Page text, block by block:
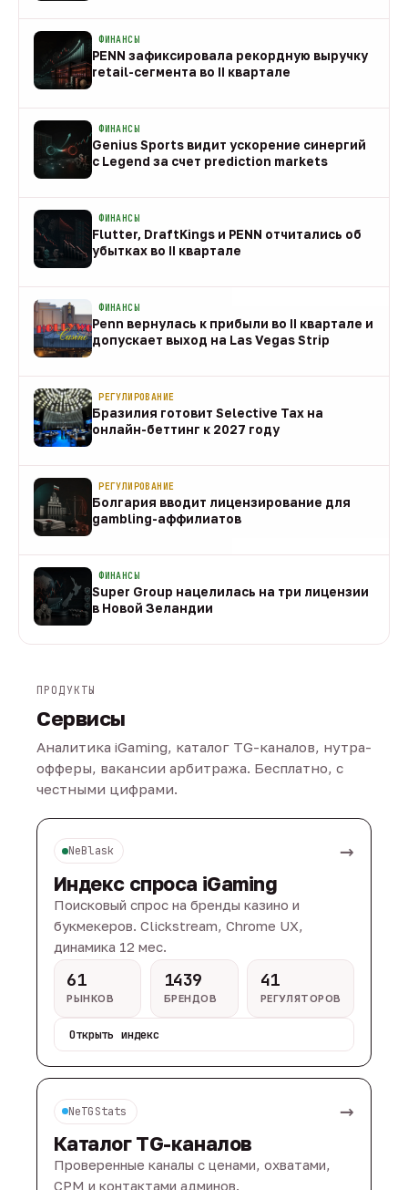
ФИНАНСЫ
PENN зафиксировала рекордную выручку
retail-сегмента во II квартале
ФИНАНСЫ
Genius Sports видит ускорение синергий
с Legend за счет prediction markets
ФИНАНСЫ
Flutter, DraftKings и PENN отчитались об
убытках во II квартале
ФИНАНСЫ
Penn вернулась к прибыли во II квартале и
допускает выход на Las Vegas Strip
РЕГУЛИРОВАНИЕ
Бразилия готовит Selective Tax на
онлайн-беттинг к 2027 году
РЕГУЛИРОВАНИЕ
Болгария вводит лицензирование для
gambling-аффилиатов
ФИНАНСЫ
Super Group нацелилась на три лицензии
в Новой Зеландии
ПРОДУКТЫ
Сервисы
Аналитика iGaming, каталог TG-каналов, нутра-
офферы, вакансии арбитража. Бесплатно, с
честными цифрами.
NeBlask →
Индекс спроса iGaming
Поисковый спрос на бренды казино и
букмекеров. Clickstream, Chrome UX,
динамика 12 мес.
61
РЫНКОВ
1439
БРЕНДОВ
41
РЕГУЛЯТОРОВ
Открыть индекс
NeTGStats →
Каталог TG-каналов
Проверенные каналы с ценами, охватами,
CPM и контактами админов.